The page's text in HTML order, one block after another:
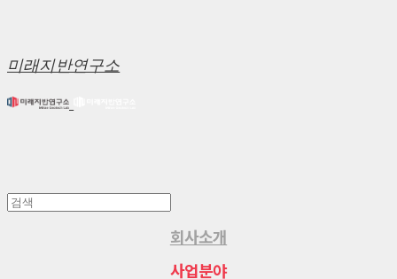
미래지반연구소
회사소개
사업분야